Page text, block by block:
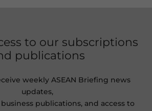
to our subscriptions
publications
weekly ASEAN Briefing news
updates,
publications, and access to